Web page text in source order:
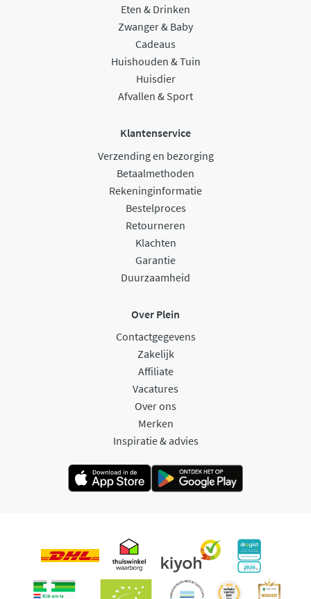
Eten & Drinken
Zwanger & Baby
Cadeaus
Huishouden & Tuin
Huisdier
Afvallen & Sport
Klantenservice
Verzending en bezorging
Betaalmethoden
Rekeninginformatie
Bestelproces
Retourneren
Klachten
Garantie
Duurzaamheid
Over Plein
Contactgegevens
Zakelijk
Affiliate
Vacatures
Over ons
Merken
Inspiratie & advies